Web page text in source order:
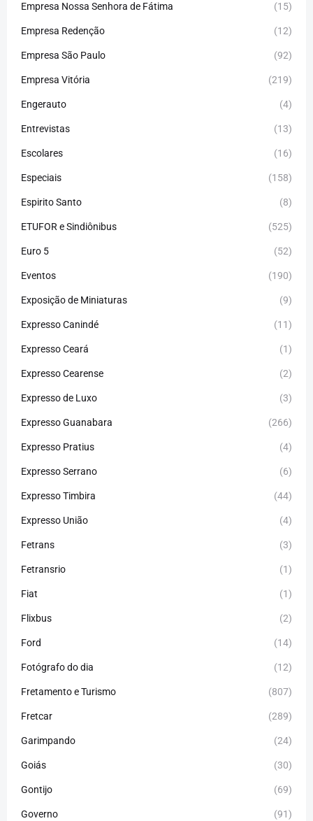
Empresa Nossa Senhora de Fátima (15)
Empresa Redenção (12)
Empresa São Paulo (92)
Empresa Vitória (219)
Engerauto (4)
Entrevistas (13)
Escolares (16)
Especiais (158)
Espirito Santo (8)
ETUFOR e Sindiônibus (525)
Euro 5 (52)
Eventos (190)
Exposição de Miniaturas (9)
Expresso Canindé (11)
Expresso Ceará (1)
Expresso Cearense (2)
Expresso de Luxo (3)
Expresso Guanabara (266)
Expresso Pratius (4)
Expresso Serrano (6)
Expresso Timbira (44)
Expresso União (4)
Fetrans (3)
Fetransrio (1)
Fiat (1)
Flixbus (2)
Ford (14)
Fotógrafo do dia (12)
Fretamento e Turismo (807)
Fretcar (289)
Garimpando (24)
Goiás (30)
Gontijo (69)
Governo (91)